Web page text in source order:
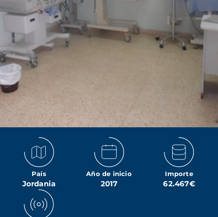
País
Jordania
Año de inicio
2017
Importe
62.467€